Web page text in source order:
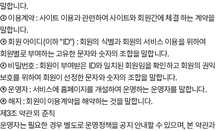
말합니다.
② 이용계약 : 사이트 이용과 관련하여 사이트와 회원간에 체결 하는 계약을
말합니다.
③ 회원 아이디(이하 "ID") : 회원의 식별과 회원의 서비스 이용을 위하여
회원별로 부여하는 고유한 문자와 숫자의 조합을 말합니다.
④ 비밀번호 : 회원이 부여받은 ID와 일치된 회원임을 확인하고 회원의 권익
보호를 위하여 회원이 선정한 문자와 숫자의 조합을 말합니다.
⑤ 운영자 : 서비스에 홈페이지를 개설하여 운영하는 운영자를 말합니다.
⑥ 해지 : 회원이 이용계약을 해약하는 것을 말합니다.
제3조 약관 외 준칙
운영자는 필요한 경우 별도로 운영정책을 공지 안내할 수 있으며, 본 약관과